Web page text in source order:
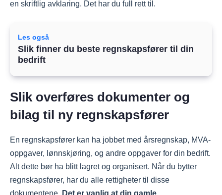
en skriftlig avklaring. Det har du full rett til.
Les også
Slik finner du beste regnskapsfører til din
bedrift
Slik overføres dokumenter og
bilag til ny regnskapsfører
En regnskapsfører kan ha jobbet med årsregnskap, MVA-
oppgaver, lønnskjøring, og andre oppgaver for din bedrift.
Alt dette bør ha blitt lagret og organisert. Når du bytter
regnskapsfører, har du alle rettigheter til disse